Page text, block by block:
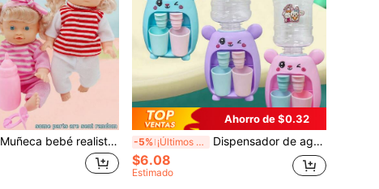
Muñeca bebé realista de 26 cm, juguete de muñeca simulación para niños con sonidos de beber, orinar, llorar y reír, accesorios incluyen chupete, biberón, cochecito, cama, silla, regalo ideal para niñas, cumpleaños, festividades
Ahorro de $0.32
-5% ¡Últimos 2 días Dispensador de agua dual en miniatura, juguete de juego de roles para niños, con dispensado real de agua, diseño lindo de conejo, juguete de escritorio, dispensador de agua a presión, máquina de bebidas realista, juguete antiestrés, regalo de cumpleaños/festividad para niños y niñas
$6.08
Estimado